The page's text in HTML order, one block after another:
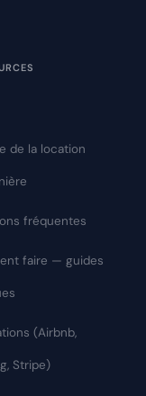
de la location
fréquentes
faire — guides
(Airbnb,
Stripe)